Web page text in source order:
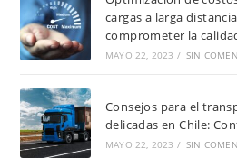
cargas a larga
comprometer la
MAYO 22, 2023 / SIN
Consejos para el
delicadas en Chile:
MAYO 22, 2023 / SIN